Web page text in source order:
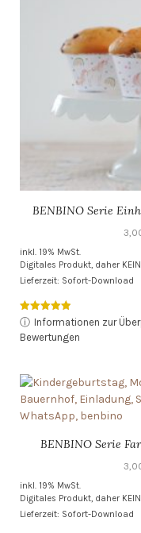
BENBINO Serie
inkl. 19% MwSt.
Digitales Produkt, daher
Lieferzeit: Sofort-Download
Bewertet mit
5.00
von 5
ⓘ Informationen zur
Bewertungen
BENBINO Serie
inkl. 19% MwSt.
Digitales Produkt, daher
Lieferzeit: Sofort-Download